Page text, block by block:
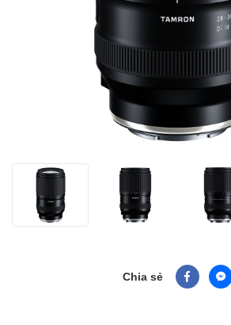
Chia sẻ